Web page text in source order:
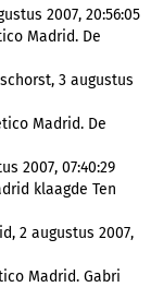
2007, 20:56:05
Madrid. De
3 augustus
Madrid. De
2007, 07:40:29
klaagde Ten
2 augustus 2007,
Madrid. Gabri